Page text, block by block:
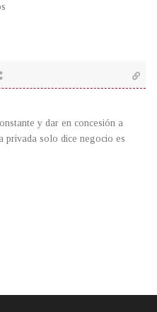
y dar en concesión a
privada solo dice negocio es